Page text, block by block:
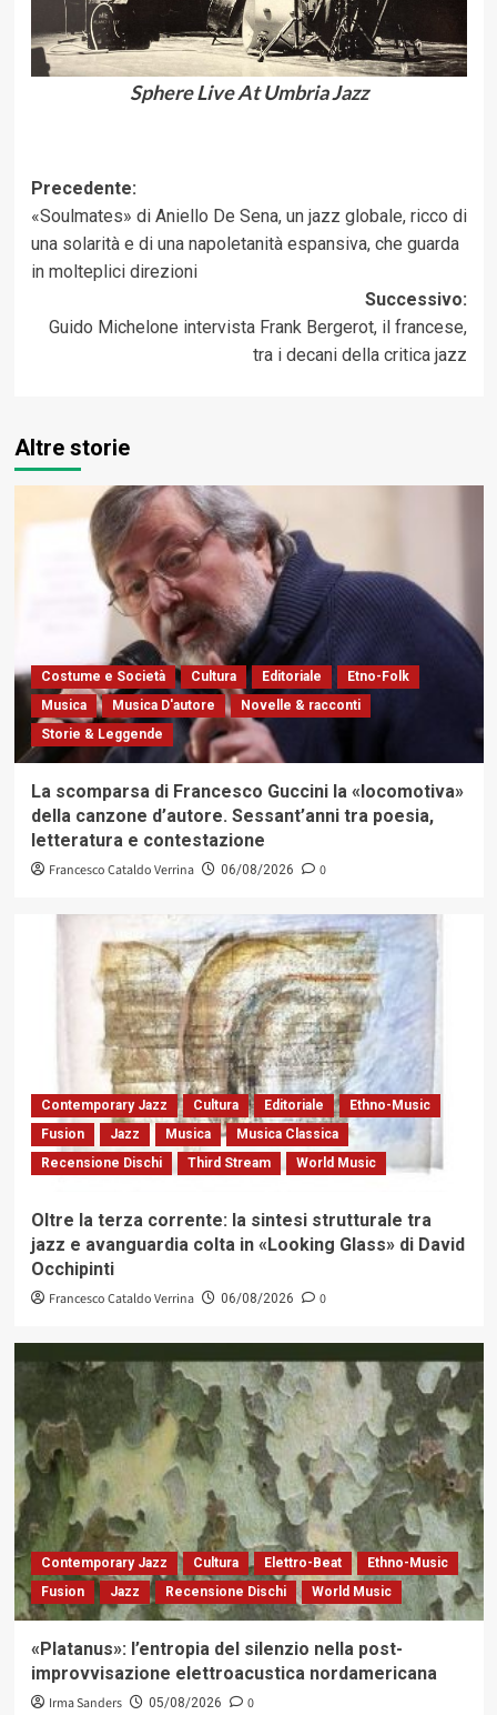
Sphere Live At Umbria Jazz
Navigazione
articolo
Precedente:
«Soulmates» di Aniello De Sena, un jazz globale, ricco di
una solarità e di una napoletanità espansiva, che guarda
in molteplici direzioni
Successivo:
Guido Michelone intervista Frank Bergerot, il francese,
tra i decani della critica jazz
Altre storie
Costume e Società Cultura Editoriale
Etno-Folk
Musica
Musica D'autore
Novelle & racconti
Storie & Leggende
La scomparsa di Francesco Guccini la «locomotiva»
della canzone d’autore. Sessant’anni tra poesia,
letteratura e contestazione
Francesco Cataldo Verrina 06/08/2026 0
Contemporary Jazz Cultura Editoriale
Ethno-Music
Fusion
Jazz Musica
Musica Classica
Recensione Dischi
Third Stream World Music
Oltre la terza corrente: la sintesi strutturale tra
jazz e avanguardia colta in «Looking Glass» di David
Occhipinti
Francesco Cataldo Verrina 06/08/2026 0
Contemporary Jazz Cultura Elettro-Beat
Ethno-Music
Fusion
Jazz Recensione Dischi World Music
«Platanus»: l’entropia del silenzio nella post-
improvvisazione elettroacustica nordamericana
Irma Sanders 05/08/2026 0